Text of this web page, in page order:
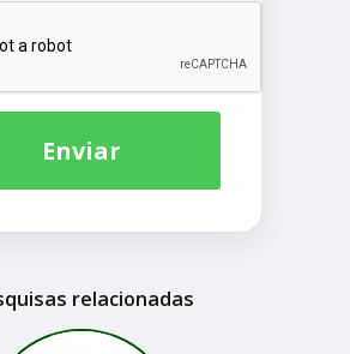
Enviar
relacionadas